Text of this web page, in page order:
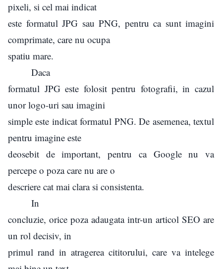
pixeli, si cel mai indicat
este formatul JPG sau PNG, pentru ca sunt imagini
comprimate, care nu ocupa
spatiu mare.
Daca
formatul JPG este folosit pentru fotografii, in cazul
unor logo-uri sau imagini
simple este indicat formatul PNG. De asemenea, textul
pentru imagine este
deosebit de important, pentru ca Google nu va
percepe o poza care nu are o
descriere cat mai clara si consistenta.
In
concluzie, orice poza adaugata intr-un articol SEO are
un rol decisiv, in
primul rand in atragerea cititorului, care va intelege